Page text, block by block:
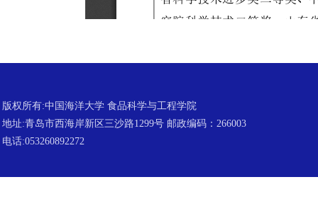
版权所有:中国海洋大学 食品科学与工程学院
地址:青岛市西海岸新区三沙路1299号 邮政编码：266003
电话:053260892272